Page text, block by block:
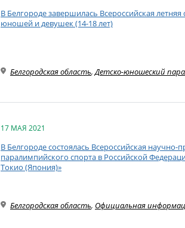
В Белгороде завершилась Всероссийская
юношей и девушек (14-18 лет)
Белгородская область,Детско-юношеский
17 МАЯ 2021
В Белгороде состоялась Всероссийская
паралимпийского спорта в Российской
Токио (Япония)»
Белгородская область, Официальная